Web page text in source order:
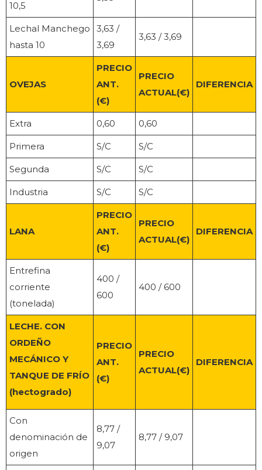
10,5
Lechal Manchego
hasta 10
3,63 /
3,69
3,63 / 3,69
OVEJAS
PRECIO
ANT.
(€)
PRECIO
ACTUAL(€)
DIFERENCIA
Extra 0,60 0,60
Primera S/C S/C
Segunda S/C S/C
Industria S/C S/C
LANA
PRECIO
ANT.
(€)
PRECIO
ACTUAL(€)
DIFERENCIA
Entrefina
corriente
(tonelada)
400 /
600
400 / 600
LECHE. CON
ORDEÑO
MECÁNICO Y
TANQUE DE FRÍO
(hectogrado)
PRECIO
ANT.
(€)
PRECIO
ACTUAL(€)
DIFERENCIA
Con
denominación de
origen
8,77 /
9,07
8,77 / 9,07